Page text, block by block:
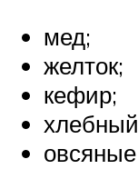
мед;
желток;
кефир;